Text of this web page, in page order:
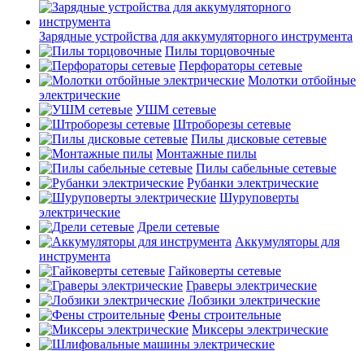
Зарядные устройства для аккумуляторного инструмента
Пилы торцовочные
Перфораторы сетевые
Молотки отбойные
электрические
УШМ сетевые
Штроборезы сетевые
Пилы дисковые сетевые
Монтажные пилы
Пилы сабельные сетевые
Рубанки электрические
Шуруповерты
электрические
Дрели сетевые
Аккумуляторы для
инструмента
Гайковерты сетевые
Граверы электрические
Лобзики электрические
Фены строительные
Миксеры электрические